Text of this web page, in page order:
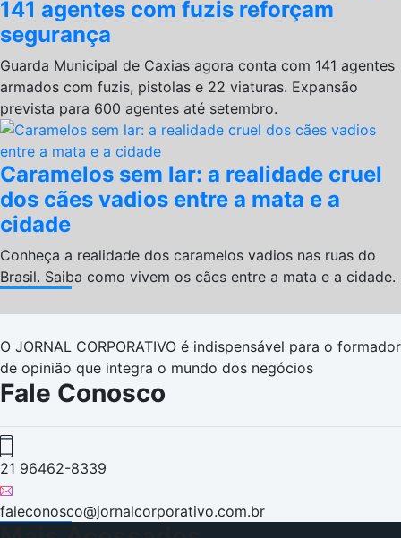
141 agentes com fuzis reforçam
segurança
Guarda Municipal de Caxias agora conta com 141 agentes
armados com fuzis, pistolas e 22 viaturas. Expansão
prevista para 600 agentes até setembro.
Caramelos sem lar: a realidade cruel
dos cães vadios entre a mata e a
cidade
Conheça a realidade dos caramelos vadios nas ruas do
Brasil. Saiba como vivem os cães entre a mata e a cidade.
O JORNAL CORPORATIVO é indispensável para o formador
de opinião que integra o mundo dos negócios
Fale Conosco
21 96462-8339
faleconosco@jornalcorporativo.com.br